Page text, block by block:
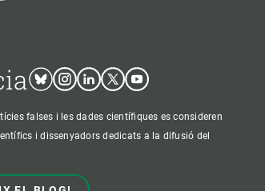
BlueskyInstagram
LinkedinTwitterYoutube
falses i les dades científiques es consideren
i dissenyadors dedicats a la difusió del